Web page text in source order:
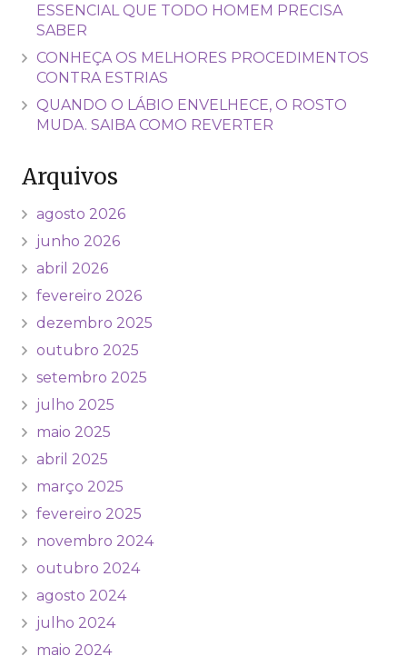
ESSENCIAL QUE TODO HOMEM PRECISA
SABER
CONHEÇA OS MELHORES PROCEDIMENTOS
CONTRA ESTRIAS
QUANDO O LÁBIO ENVELHECE, O ROSTO
MUDA. SAIBA COMO REVERTER
Arquivos
agosto 2026
junho 2026
abril 2026
fevereiro 2026
dezembro 2025
outubro 2025
setembro 2025
julho 2025
maio 2025
abril 2025
março 2025
fevereiro 2025
novembro 2024
outubro 2024
agosto 2024
julho 2024
maio 2024